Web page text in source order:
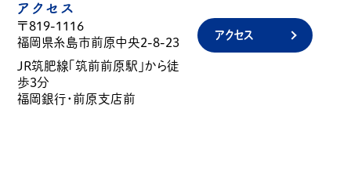
アクセス
〒819-1116
福岡県糸島市前原中央2-8-23
JR筑肥線「筑前前原駅」から徒
歩3分
福岡銀行・前原支店前
アクセス